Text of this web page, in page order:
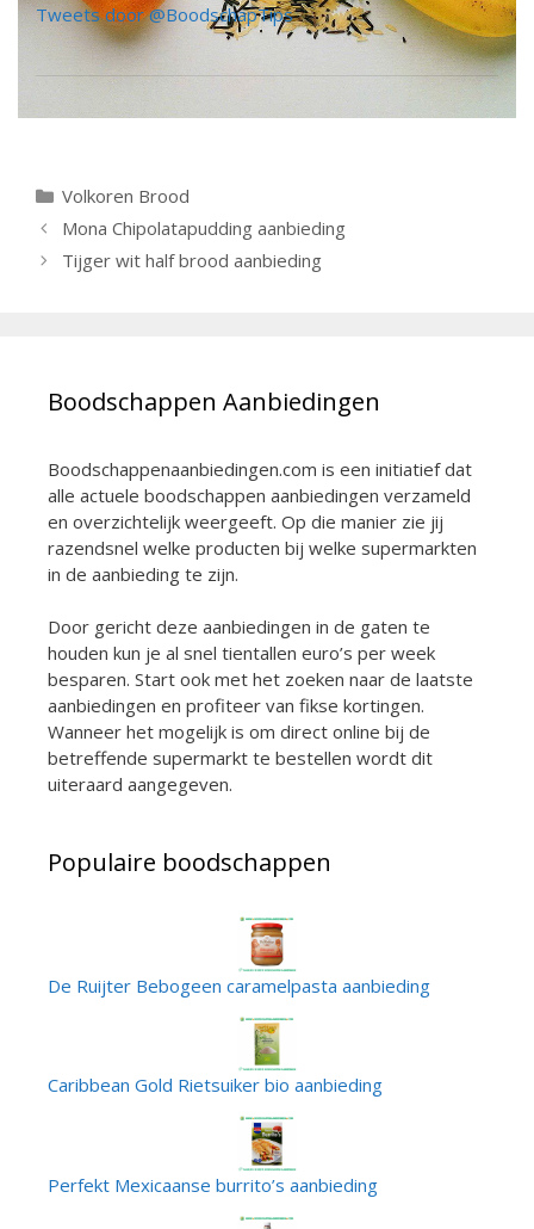
Tweets door @BoodschapTips
Categorieën
Volkoren Brood
Berichtnavigatie
Mona Chipolatapudding aanbieding
Tijger wit half brood aanbieding
Boodschappen Aanbiedingen
Boodschappenaanbiedingen.com is een initiatief dat
alle actuele boodschappen aanbiedingen verzameld
en overzichtelijk weergeeft. Op die manier zie jij
razendsnel welke producten bij welke supermarkten
in de aanbieding te zijn.
Door gericht deze aanbiedingen in de gaten te
houden kun je al snel tientallen euro’s per week
besparen. Start ook met het zoeken naar de laatste
aanbiedingen en profiteer van fikse kortingen.
Wanneer het mogelijk is om direct online bij de
betreffende supermarkt te bestellen wordt dit
uiteraard aangegeven.
Populaire boodschappen
De Ruijter Bebogeen caramelpasta aanbieding
Caribbean Gold Rietsuiker bio aanbieding
Perfekt Mexicaanse burrito’s aanbieding